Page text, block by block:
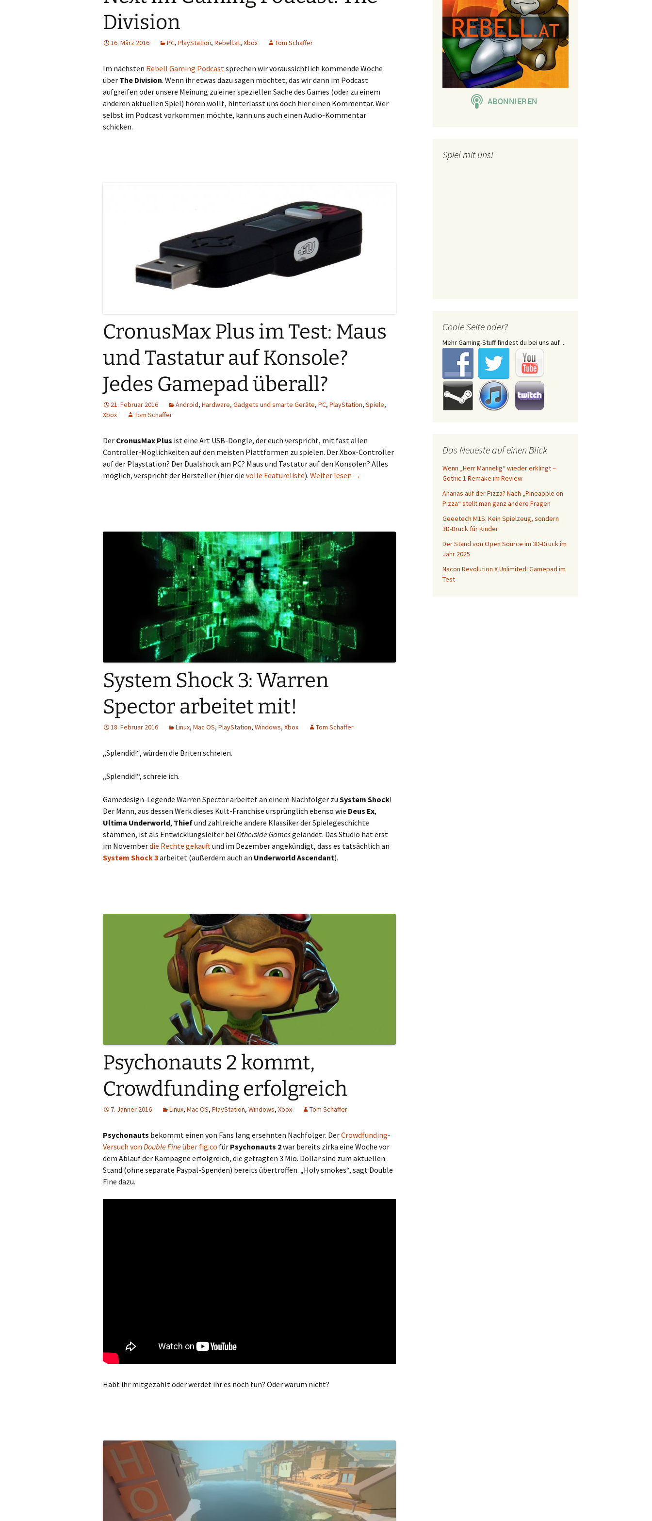
Division
16. März 2016 PC, PlayStation, Rebell.at, Xbox Tom Schaffer
Im nächsten Rebell Gaming Podcastsprechen wir voraussichtlich kommende Woche
über The Division. Wenn ihr etwas dazu sagen möchtet, das wir dann im Podcast
aufgreifen oder unsere Meinung zu einer speziellen Sache des Games (oder zu einem
anderen aktuellen Spiel) hören wollt, hinterlasst uns doch hier einen Kommentar. Wer
selbst im Podcast vorkommen möchte, kann uns auch einen Audio-Kommentar
schicken.
CronusMax Plus im Test: Maus
und Tastatur auf Konsole?
Jedes Gamepad überall?
21. Februar 2016 Android, Hardware, Gadgets und smarte Geräte, PC, PlayStation, Spiele,
Xbox
Tom Schaffer
Der CronusMax Plus ist eine Art USB-Dongle, der euch verspricht, mit fast allen
Controller-Möglichkeiten auf den meisten Plattformen zu spielen. Der Xbox-Controller
auf der Playstation? Der Dualshock am PC? Maus und Tastatur auf den Konsolen? Alles
möglich, verspricht der Hersteller (hier die volle Featureliste). Weiter lesen CronusMax Plus im Test: Maus und Tastatur auf Konsole? Jedes Gamepad überall?
→
System Shock 3: Warren
Spector arbeitet mit!
18. Februar 2016 Linux, Mac OS, PlayStation, Windows, Xbox Tom Schaffer
„Splendid!“, würden die Briten schreien.
„Splendid!“, schreie ich.
Gamedesign-Legende Warren Spector arbeitet an einem Nachfolger zu System Shock!
Der Mann, aus dessen Werk dieses Kult-Franchise ursprünglich ebenso wie Deus Ex,
Ultima Underworld, Thiefund zahlreiche andere Klassiker der Spielegeschichte
stammen, ist als Entwicklungsleiter bei Otherside Gamesgelandet. Das Studio hat erst
im Novemberdie Rechte gekauftund im Dezember angekündigt, dass es tatsächlich an
System Shock 3arbeitet (außerdem auch an Underworld Ascendant).
Psychonauts 2 kommt,
Crowdfunding erfolgreich
7. Jänner 2016 Linux, Mac OS, PlayStation, Windows, Xbox Tom Schaffer
Psychonauts bekommt einen von Fans lang ersehnten Nachfolger. DerCrowdfunding-
Versuch von Double Fineüber fig.co für Psychonauts 2war bereits zirka eine Woche vor
dem Ablauf der Kampagne erfolgreich, die gefragten 3 Mio. Dollar sind zum aktuellen
Stand (ohne separate Paypal-Spenden) bereits übertroffen. „Holy smokes“, sagt Double
Fine dazu.
Habt ihr mitgezahlt oder werdet ihr es noch tun? Oder warum nicht?
Spiel mit uns!
Coole Seite oder?
Mehr Gaming-Stuff findest du bei uns auf ...
Das Neueste auf einen Blick
Wenn „Herr Mannelig“ wieder erklingt –
Gothic 1 Remake im Review
Ananas auf der Pizza? Nach „Pineapple on
Pizza“ stellt man ganz andere Fragen
Geeetech M1S: Kein Spielzeug, sondern
3D-Druck für Kinder
Der Stand von Open Source im 3D-Druck im
Jahr 2025
Nacon Revolution X Unlimited: Gamepad im
Test